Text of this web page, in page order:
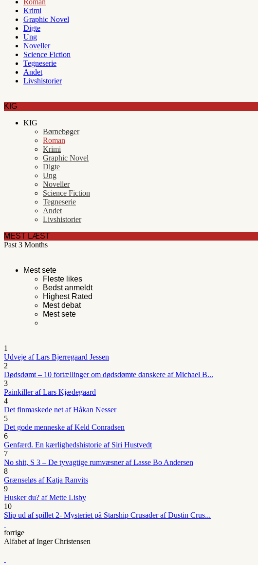
Roman
Krimi
Graphic Novel
Digte
Ung
Noveller
Science Fiction
Tegneserie
Andet
Livshistorier
KIG
KIG
Børnebøger
Roman
Krimi
Graphic Novel
Digte
Ung
Noveller
Science Fiction
Tegneserie
Andet
Livshistorier
MEST LÆST
Past 3 Months
Mest sete
Fleste likes
Bedst anmeldt
Highest Rated
Mest debat
Mest sete
1
Udveje af Lars Bjerregaard Jessen
2
Dødsdømt – 10 fortællinger om dødsdømte danskere af Michael B...
3
Painkiller af Lars Kjædegaard
4
Det finmaskede net af Håkan Nesser
5
Det gode menneske af Keld Conradsen
6
Genfærd. En kærlighedshistorie af Siri Hustvedt
7
No shit, S 3 – De tyvagtige rumvæsner af Lasse Bo Andersen
8
Grænseløs af Katja Ranvits
9
Husker du? af Mette Lisby
10
Slip ud af spillet 2- Mysteriet på Starship Crusader af Dustin Crus...
forrige
Alfabet af Inger Christensen